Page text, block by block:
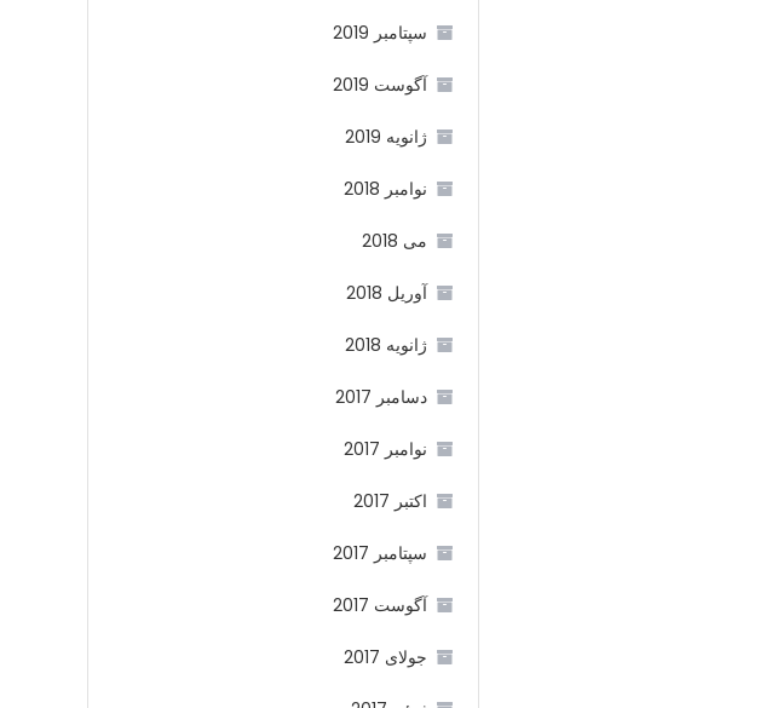
سپتامبر 2019
آگوست 2019
ژانویه 2019
نوامبر 2018
می 2018
آوریل 2018
ژانویه 2018
دسامبر 2017
نوامبر 2017
اکتبر 2017
سپتامبر 2017
آگوست 2017
جولای 2017